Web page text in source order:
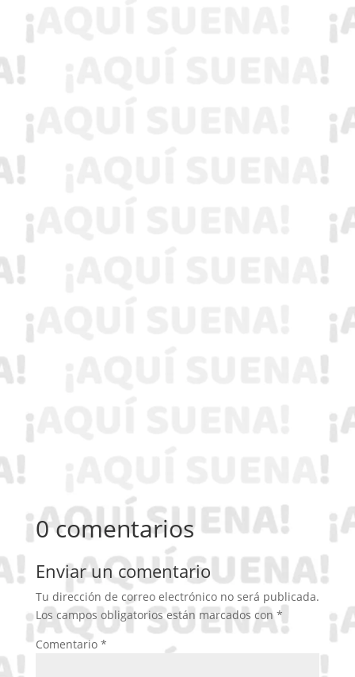
0 comentarios
Enviar un comentario
Tu dirección de correo electrónico no será publicada.
Los campos obligatorios están marcados con *
Comentario *